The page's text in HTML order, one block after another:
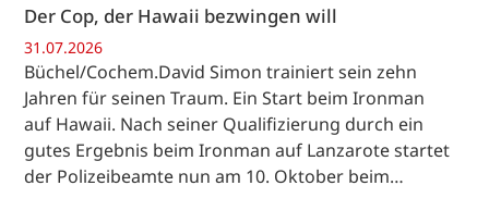
Der Cop, der Hawaii bezwingen will
31.07.2026
Büchel/Cochem.David Simon trainiert sein zehn
Jahren für seinen Traum. Ein Start beim Ironman
auf Hawaii. Nach seiner Qualifizierung durch ein
gutes Ergebnis beim Ironman auf Lanzarote startet
der Polizeibeamte nun am 10. Oktober beim…